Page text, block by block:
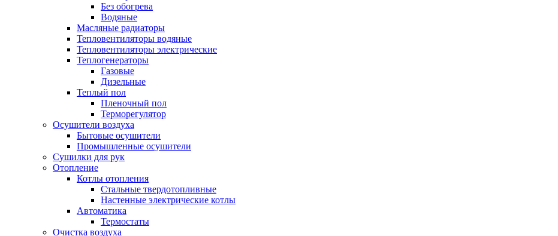
Без обогрева
Водяные
Масляные радиаторы
Тепловентиляторы водяные
Тепловентиляторы электрические
Теплогенераторы
Газовые
Дизельные
Теплый пол
Пленочный пол
Терморегулятор
Осушители воздуха
Бытовые осушители
Промышленные осушители
Сушилки для рук
Отопление
Котлы отопления
Стальные твердотопливные
Настенные электрические котлы
Автоматика
Термостаты
Очистка воздуха